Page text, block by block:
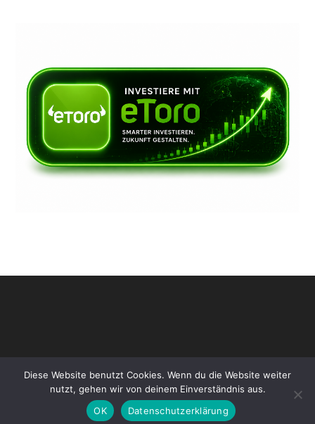
Copyright [oceanwp_date] - www.ki-defi.de
Diese Website benutzt Cookies. Wenn du die Website weiter
nutzt, gehen wir von deinem Einverständnis aus.
OK
Datenschutzerklärung